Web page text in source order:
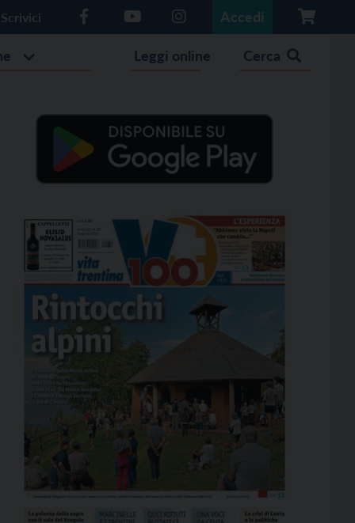
Scrivici Accedi
Leggi online Cerca